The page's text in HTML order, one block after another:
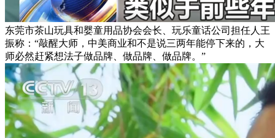
东莞市茶山玩具和婴童用品协会会长、玩乐童话公司担任人王
振称：“敲醒大师，中美商业和不是说三两年能停下来的，大
师必然赶紧想法子做品牌、做品牌、做品牌。”